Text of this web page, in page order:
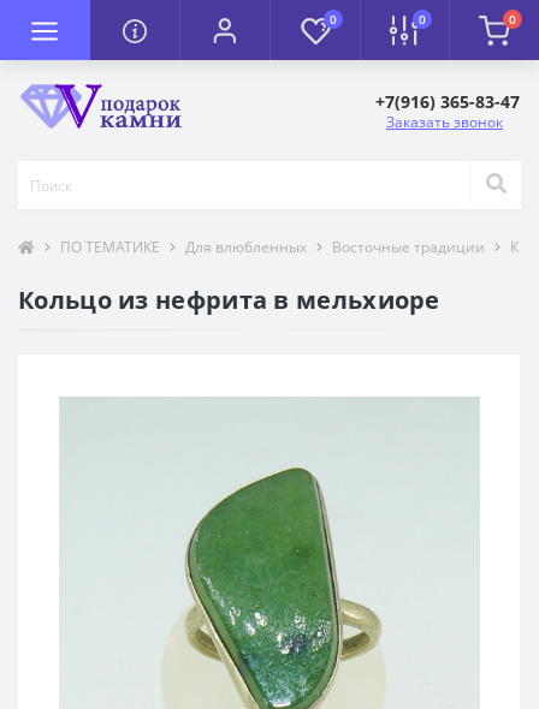
0 0 0
+7(916) 365-83-47
Заказать звонок
ПО ТЕМАТИКЕ Для влюбленных Восточные традиции К
Кольцо из нефрита в мельхиоре